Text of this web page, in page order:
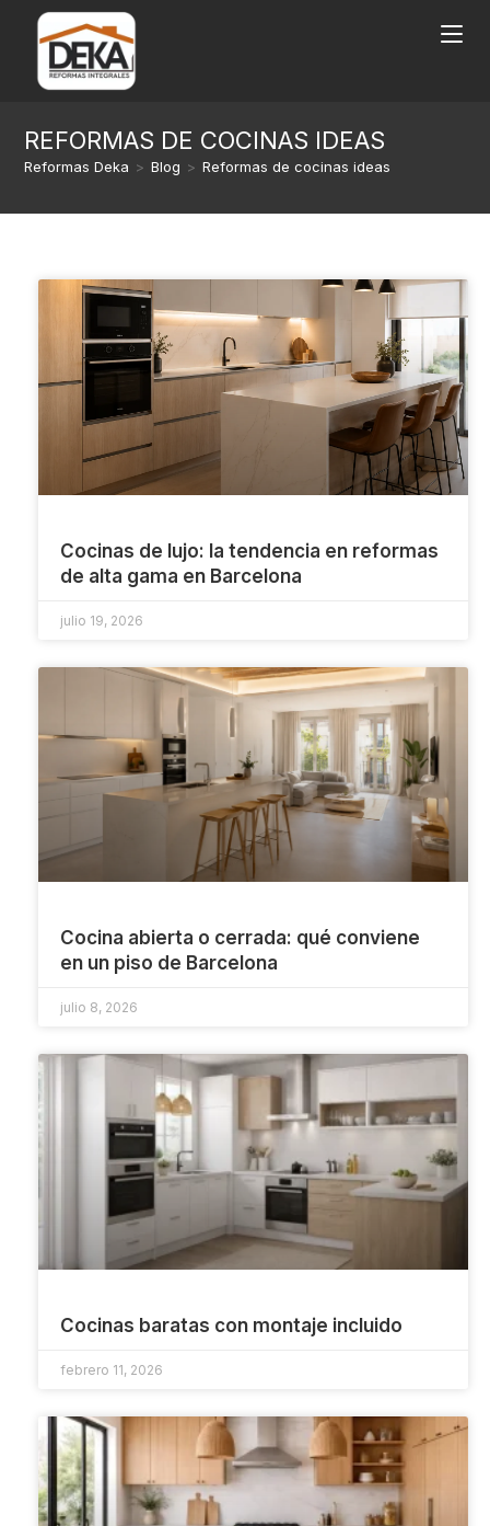
REFORMAS DE COCINAS IDEAS
Reformas Deka > Blog > Reformas de cocinas ideas
Cocinas de lujo: la tendencia en reformas
de alta gama en Barcelona
julio 19, 2026
Cocina abierta o cerrada: qué conviene
en un piso de Barcelona
julio 8, 2026
Cocinas baratas con montaje incluido
febrero 11, 2026